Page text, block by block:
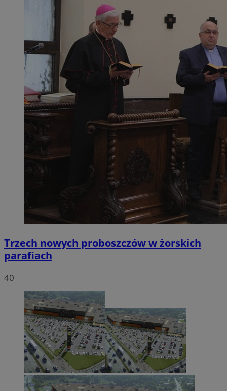
Trzech nowych proboszczów w żorskich
parafiach
40